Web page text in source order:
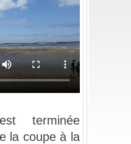
terminée
la coupe à la